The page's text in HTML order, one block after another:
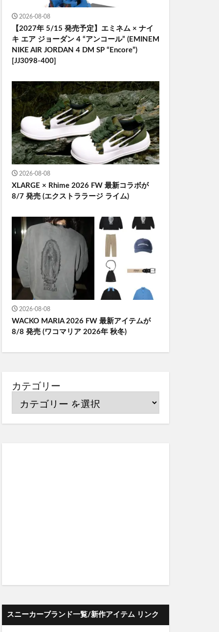
2026-08-08
【2027年 5/15 発売予定】エミネム × ナイ
キ エア ジョーダン 4 “アンコール” (EMINEM
NIKE AIR JORDAN 4 DM SP “Encore”)
[JJ3098-400]
2026-08-08
XLARGE × Rhime 2026 FW 最新コラボが
8/7 発売 ​(エクストララージ ライム)
2026-08-08
WACKO MARIA 2026 FW 最新アイテムが
8/8 発売 (ワコマリア 2026年 秋冬)
カテゴリー
スニーカーブランド一覧/新作アイテム リンク